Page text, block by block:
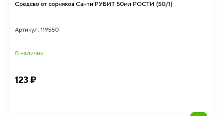
Средсво от сорняков Санти РУБИТ 50мл РОСТИ (50/1)
Артикул: 119550
В наличии
123 ₽